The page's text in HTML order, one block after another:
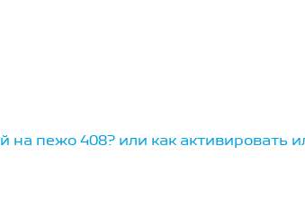
на пежо 408? или как активировать